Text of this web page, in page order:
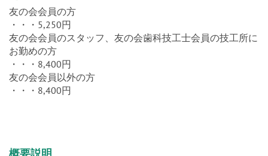
友の会会員の方
・・・5,250円
友の会会員のスタッフ、友の会歯科技工士会員の技工所に
お勤めの方
・・・8,400円
友の会会員以外の方
・・・8,400円
概要説明